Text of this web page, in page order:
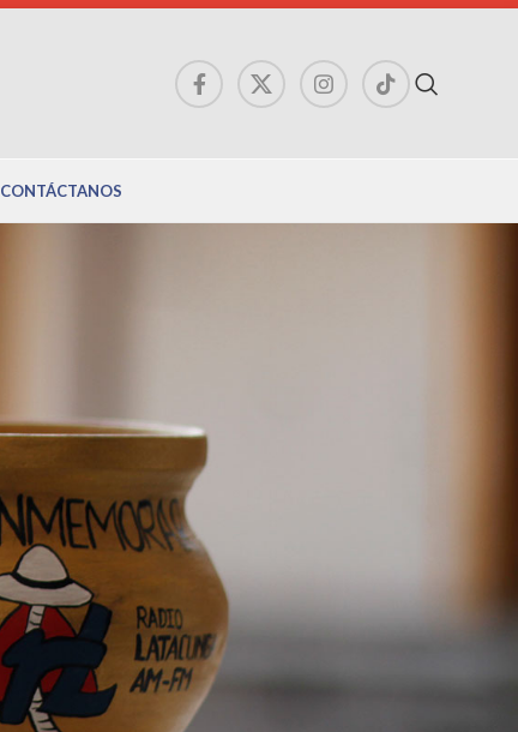
CONTÁCTANOS